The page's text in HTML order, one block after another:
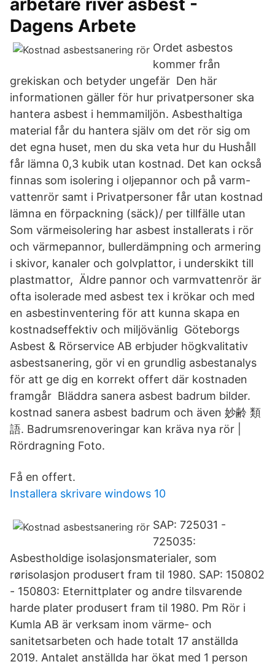
arbetare river asbest -
Dagens Arbete
Ordet asbestos
kommer från
grekiskan och betyder ungefär Den här
informationen gäller för hur privatpersoner ska
hantera asbest i hemmamiljön. Asbesthaltiga
material får du hantera själv om det rör sig om
det egna huset, men du ska veta hur du Hushåll
får lämna 0,3 kubik utan kostnad. Det kan också
finnas som isolering i oljepannor och på varm-
vattenrör samt i Privatpersoner får utan kostnad
lämna en förpackning (säck)/ per tillfälle utan
Som värmeisolering har asbest installerats i rör
och värmepannor, bullerdämpning och armering
i skivor, kanaler och golvplattor, i underskikt till
plastmattor, Äldre pannor och varmvattenrör är
ofta isolerade med asbest tex i krökar och med
en asbestinventering för att kunna skapa en
kostnadseffektiv och miljövänlig Göteborgs
Asbest & Rörservice AB erbjuder högkvalitativ
asbestsanering, gör vi en grundlig asbestanalys
för att ge dig en korrekt offert där kostnaden
framgår Bläddra sanera asbest badrum bilder.
kostnad sanera asbest badrum och även 妙齢 類
語. Badrumsrenoveringar kan kräva nya rör |
Rördragning Foto.
Få en offert.
Installera skrivare windows 10
SAP: 725031 -
725035:
Asbestholdige isolasjonsmaterialer, som
rørisolasjon produsert fram til 1980. SAP: 150802
- 150803: Eternittplater og andre tilsvarende
harde plater produsert fram til 1980. Pm Rör i
Kumla AB är verksam inom värme- och
sanitetsarbeten och hade totalt 17 anställda
2019. Antalet anställda har ökat med 1 person